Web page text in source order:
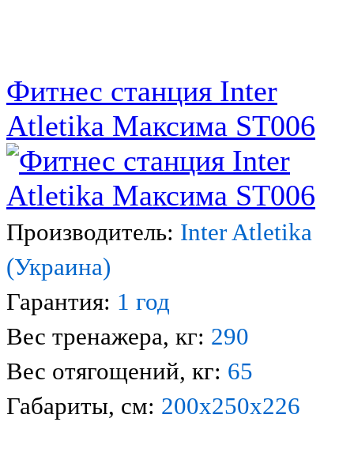
Фитнес станция Inter
Atletika Максима ST006
Производитель: Inter Atletika
(Украина)
Гарантия: 1 год
Вес тренажера, кг: 290
Вес отягощений, кг: 65
Габариты, см: 200х250х226